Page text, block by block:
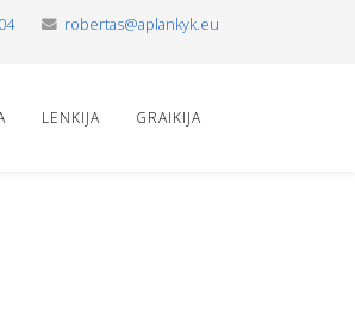
robertas@aplankyk.eu
LENKIJA GRAIKIJA